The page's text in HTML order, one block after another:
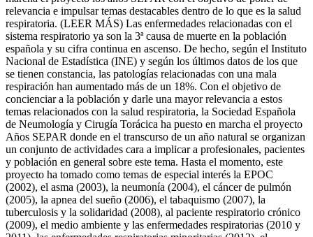
relevancia e impulsar temas destacables dentro de lo que es la salud
respiratoria. (LEER MÁS) Las enfermedades relacionadas con el
sistema respiratorio ya son la 3ª causa de muerte en la población
española y su cifra continua en ascenso. De hecho, según el Instituto
Nacional de Estadística (INE) y según los últimos datos de los que
se tienen constancia, las patologías relacionadas con una mala
respiración han aumentado más de un 18%. Con el objetivo de
concienciar a la población y darle una mayor relevancia a estos
temas relacionados con la salud respiratoria, la Sociedad Española
de Neumología y Cirugía Torácica ha puesto en marcha el proyecto
Años SEPAR donde en el transcurso de un año natural se organizan
un conjunto de actividades cara a implicar a profesionales, pacientes
y población en general sobre este tema. Hasta el momento, este
proyecto ha tomado como temas de especial interés la EPOC
(2002), el asma (2003), la neumonía (2004), el cáncer de pulmón
(2005), la apnea del sueño (2006), el tabaquismo (2007), la
tuberculosis y la solidaridad (2008), al paciente respiratorio crónico
(2009), el medio ambiente y las enfermedades respiratorias (2010 y